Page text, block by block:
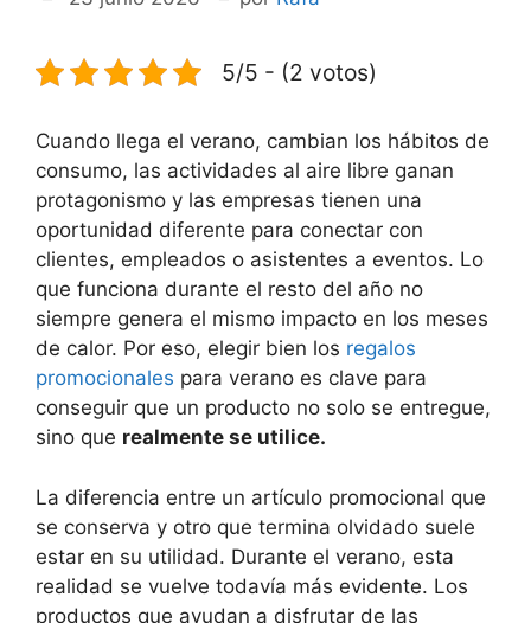
5/5 - (2 votos)
Cuando llega el verano, cambian los hábitos de
consumo, las actividades al aire libre ganan
protagonismo y las empresas tienen una
oportunidad diferente para conectar con
clientes, empleados o asistentes a eventos. Lo
que funciona durante el resto del año no
siempre genera el mismo impacto en los meses
de calor. Por eso, elegir bien los regalos
promocionales para verano es clave para
conseguir que un producto no solo se entregue,
sino que realmente se utilice.
La diferencia entre un artículo promocional que
se conserva y otro que termina olvidado suele
estar en su utilidad. Durante el verano, esta
realidad se vuelve todavía más evidente. Los
productos que ayudan a disfrutar de las